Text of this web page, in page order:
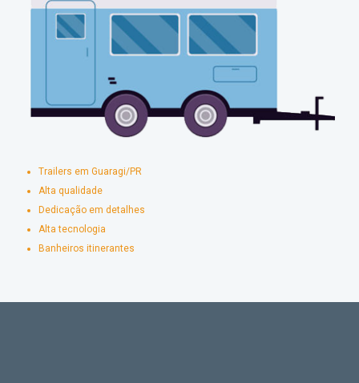
Trailers em Guaragi/PR
Alta qualidade
Dedicação em detalhes
Alta tecnologia
Banheiros itinerantes